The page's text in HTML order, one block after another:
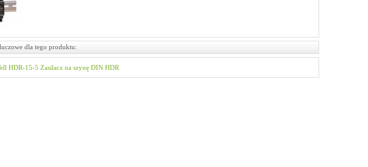
dla tego produktu:
HDR-15-5 Zasilacz na szynę DIN HDR